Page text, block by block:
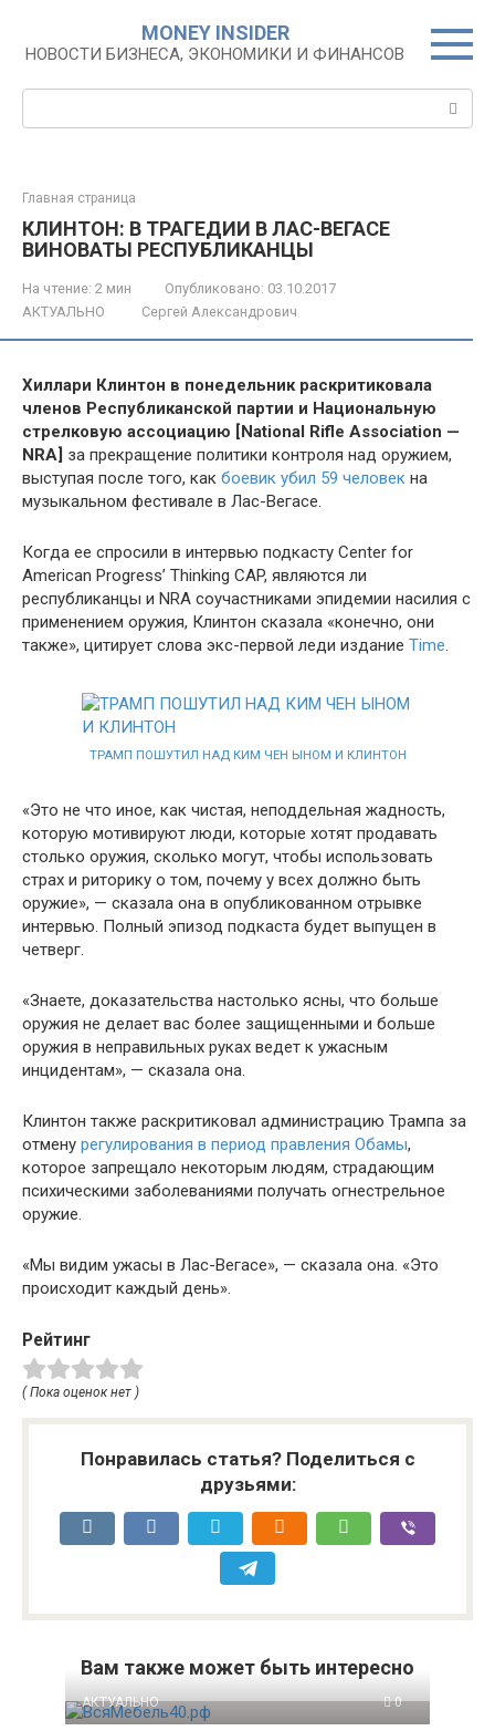
контенту
MONEY INSIDER
НОВОСТИ БИЗНЕСА, ЭКОНОМИКИ И ФИНАНСОВ
Главная страница
КЛИНТОН: В ТРАГЕДИИ В ЛАС-ВЕГАСЕ
ВИНОВАТЫ РЕСПУБЛИКАНЦЫ
На чтение: 2 мин Опубликовано: 03.10.2017
АКТУАЛЬНО
Сергей Александрович
Хиллари Клинтон в понедельник раскритиковала
членов Республиканской партии и Национальную
стрелковую ассоциацию [National Rifle Association —
NRA] за прекращение политики контроля над оружием,
выступая после того, как боевик убил 59 человек на
музыкальном фестивале в Лас-Вегасе.
Когда ее спросили в интервью подкасту Center for
American Progress’ Thinking CAP, являются ли
республиканцы и NRA соучастниками эпидемии насилия с
применением оружия, Клинтон сказала «конечно, они
также», цитирует слова экс-первой леди издание Time.
ТРАМП ПОШУТИЛ НАД КИМ ЧЕН ЫНОМ И КЛИНТОН
«Это не что иное, как чистая, неподдельная жадность,
которую мотивируют люди, которые хотят продавать
столько оружия, сколько могут, чтобы использовать
страх и риторику о том, почему у всех должно быть
оружие», — сказала она в опубликованном отрывке
интервью. Полный эпизод подкаста будет выпущен в
четверг.
«Знаете, доказательства настолько ясны, что больше
оружия не делает вас более защищенными и больше
оружия в неправильных руках ведет к ужасным
инцидентам», — сказала она.
Клинтон также раскритиковал администрацию Трампа за
отмену регулирования в период правления Обамы,
которое запрещало некоторым людям, страдающим
психическими заболеваниями получать огнестрельное
оружие.
«Мы видим ужасы в Лас-Вегасе», — сказала она. «Это
происходит каждый день».
Рейтинг
( Пока оценок нет )
Понравилась статья? Поделиться с
друзьями:
Вам также может быть интересно
АКТУАЛЬНО 0